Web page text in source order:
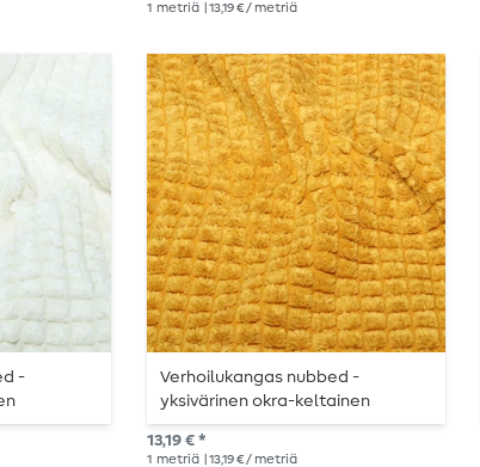
1 metriä | 13,19 € / metriä
-
Verhoilukangas nubbed -
yksivärinen okra-keltainen
13,19 € *
1 metriä | 13,19 € / metriä